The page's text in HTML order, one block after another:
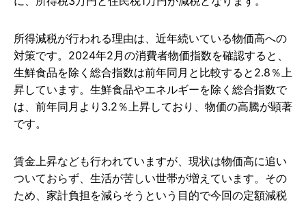
所得減税が行われる理由は、近年続いている物価高への
対策です。2024年2月の消費者物価指数を確認すると、
生鮮食品を除く総合指数は前年同月と比較すると2.8％上
昇しています。生鮮食品やエネルギーを除く総合指数で
は、前年同月より3.2％上昇しており、物価の高騰が顕著
です。
賃金上昇なども行われていますが、現状は物価高に追い
ついておらず、生活が苦しい世帯が増えています。その
ため、家計負担を減らそうという目的で今回の定額減税